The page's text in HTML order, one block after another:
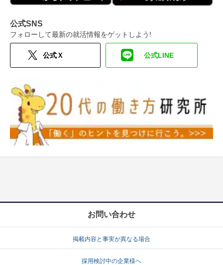
公式SNS
フォローして最新の就活情報をゲットしよう!
お問い合わせ
掲載内容と事実が異なる場合
採用検討中の企業様へ